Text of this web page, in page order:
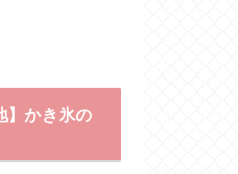
】かき氷の